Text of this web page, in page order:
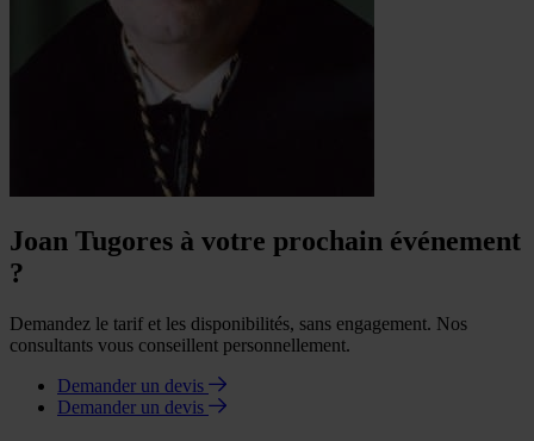
Joan Tugores à votre prochain événement
?
Demandez le tarif et les disponibilités, sans engagement. Nos
consultants vous conseillent personnellement.
Demander un devis
Demander un devis